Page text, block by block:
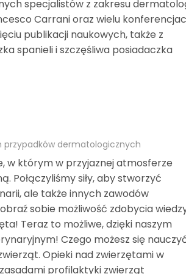
specjalistów z zakresu
Carrani oraz wielu
publikacji naukowych, także z
spanieli i szczęśliwa posiadaczka
przypadków dermatologicznych
w którym w przyjaznej atmosferze
Połączyliśmy siły, aby stworzyć
ale także innych zawodów
sobie możliwość zdobycia
Teraz to możliwe, dzięki naszym
Czego możesz się
Opieki nad zwierzętami w
profilaktyki zwierząt